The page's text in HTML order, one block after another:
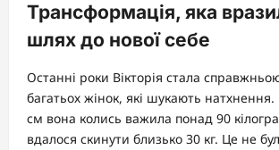
Трансформація, яка
шлях до нової себе
Останні роки Вікторія стала
багатьох жінок, які шукають натхнення.
см вона колись важила понад 90
вдалося скинути близько 30 кг. Це не